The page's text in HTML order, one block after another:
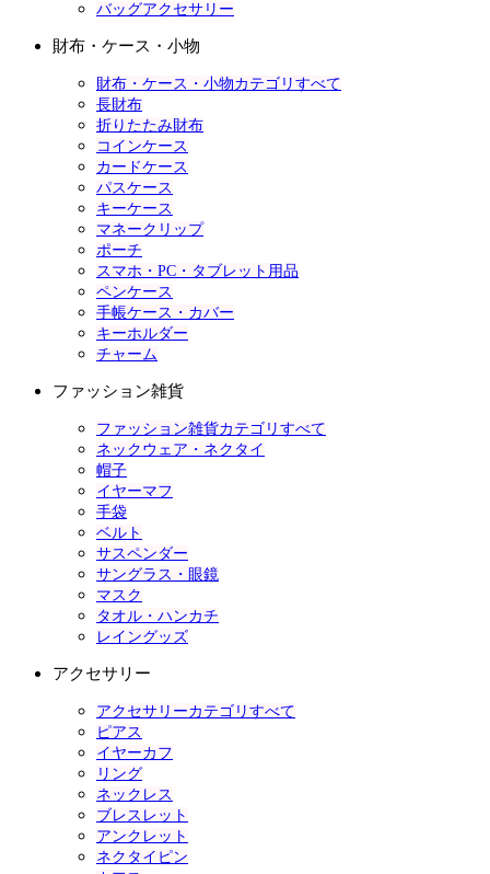
バッグアクセサリー
財布・ケース・小物
財布・ケース・小物カテゴリすべて
長財布
折りたたみ財布
コインケース
カードケース
パスケース
キーケース
マネークリップ
ポーチ
スマホ・PC・タブレット用品
ペンケース
手帳ケース・カバー
キーホルダー
チャーム
ファッション雑貨
ファッション雑貨カテゴリすべて
ネックウェア・ネクタイ
帽子
イヤーマフ
手袋
ベルト
サスペンダー
サングラス・眼鏡
マスク
タオル・ハンカチ
レイングッズ
アクセサリー
アクセサリーカテゴリすべて
ピアス
イヤーカフ
リング
ネックレス
ブレスレット
アンクレット
ネクタイピン